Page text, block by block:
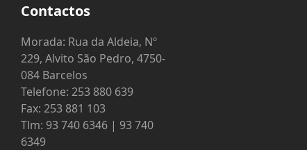
Contactos
Morada: Rua da Aldeia, Nº
229, Alvito São Pedro, 4750-
084 Barcelos
Telefone: 253 880 639
Fax: 253 881 103
Tlm: 93 740 6346 | 93 740
6349